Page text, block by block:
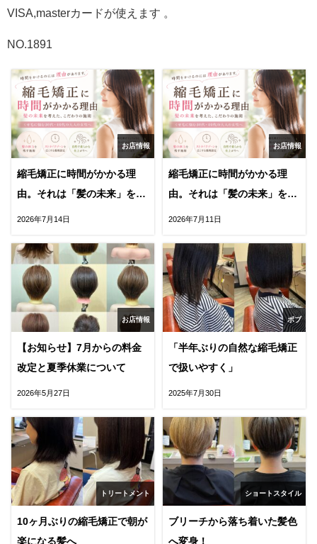
VISA,masterカードが使えます 。
NO.1891
お店情報
縮毛矯正に時間がかかる理
由。それは「髪の未来」を守
るためです。後編
2026年7月14日
お店情報
縮毛矯正に時間がかかる理
由。それは「髪の未来」を守
るためです。前編
2026年7月11日
お店情報
【お知らせ】7月からの料金
改定と夏季休業について
2026年5月27日
ボブ
「半年ぶりの自然な縮毛矯正
で扱いやすく」
2025年7月30日
トリートメント
10ヶ月ぶりの縮毛矯正で朝が
楽になる髪へ
ショートスタイル
ブリーチから落ち着いた髪色
へ変身！